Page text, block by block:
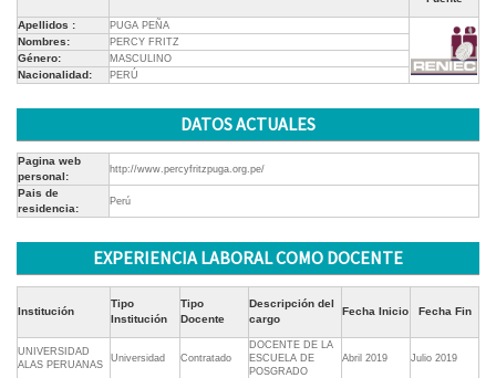
Apellidos : PUGA PEÑA
Nombres: PERCY FRITZ
Género: MASCULINO
Nacionalidad: PERÚ
DATOS ACTUALES
Pagina web
personal:
http://www.percyfritzpuga.org.pe/
Pais de
residencia:
Perú
EXPERIENCIA LABORAL COMO DOCENTE
Institución
Tipo
Institución
Tipo
Docente
Descripción del
cargo
Fecha Inicio Fecha Fin
UNIVERSIDAD
ALAS PERUANAS
Universidad Contratado
DOCENTE DE LA
ESCUELA DE
POSGRADO
Abril 2019 Julio 2019